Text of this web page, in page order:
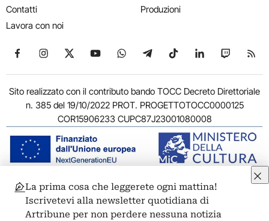
Contatti
Lavora con noi
Produzioni
Seguici su Facebook
Seguici su Instagram
Seguici su X
Seguici su YouTube
Seguici su WhatsApp
Seguici su Telegram
Seguici su TikTok
Seguici su
Seguici
Sito realizzato con il contributo bando TOCC Decreto Direttoriale
n. 385 del 19/10/2022 PROT. PROGETTOTOCC0000125
COR15906233 CUPC87J23001080008
© 2011-2026 ARTRIBUNE srl – Corso Vittorio Emanuele II, 287 –
00186 Roma - P.I. 11381581005
Privacy: Responsabile della protezione dei dati personali
La prima cosa che leggerete ogni mattina!
Iscrivetevi alla newsletter quotidiana di
Artribune per non perdere nessuna notizia